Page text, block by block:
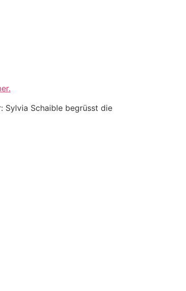
Sylvia Schaible begrüsst die